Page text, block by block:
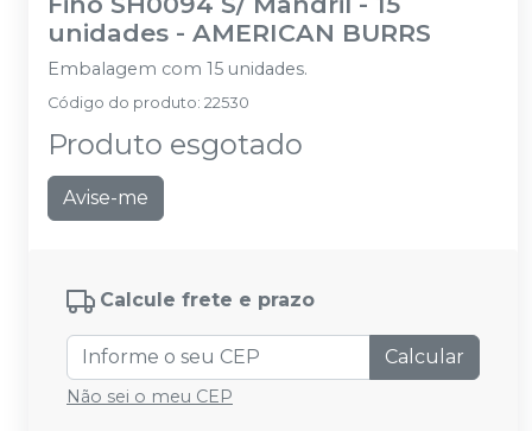
unidades - AMERICAN BURRS
Embalagem com 15 unidades.
Código do produto: 22530
Produto esgotado
Avise-me
Calcule frete e prazo
Calcular
Não sei o meu CEP